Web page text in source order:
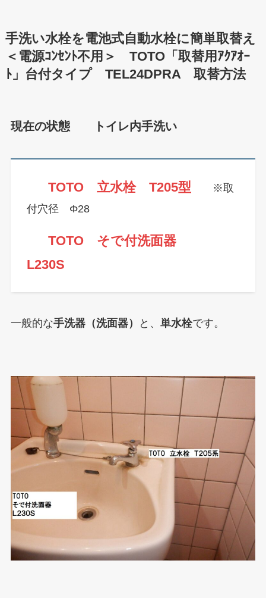
手洗い水栓を電池式自動水栓に簡単取替え
＜電源ｺﾝｾﾝﾄ不用＞ TOTO「取替用ｱｸｱｵｰ
ﾄ」台付タイプ TEL24DPRA 取替方法
現在の状態 トイレ内手洗い
TOTO 立水栓 T205型 ※取
付穴径 Φ28
TOTO そで付洗面器
L230S
一般的な手洗器（洗面器） と、 単水栓です。